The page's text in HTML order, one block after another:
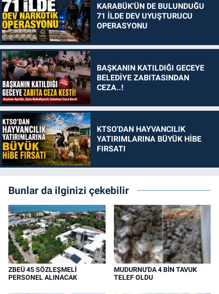
KARABÜK'ÜN DE BULUNDUĞU
71 İLDE DEV UYUŞTURUCU
OPERASYONU
BAŞKANIN KATILDIĞI GECEYE
BELEDİYE ZABITASINDAN
CEZA..!
KTSO'DAN HAYVANCILIK
YATIRIMLARINA BÜYÜK HİBE
FIRSATI
Bunlar da ilginizi çekebilir
ZBEÜ 45 SÖZLEŞMELİ
PERSONEL ALINACAK
MUDURNU'DA 4 BİN TAVUK
TELEF OLDU